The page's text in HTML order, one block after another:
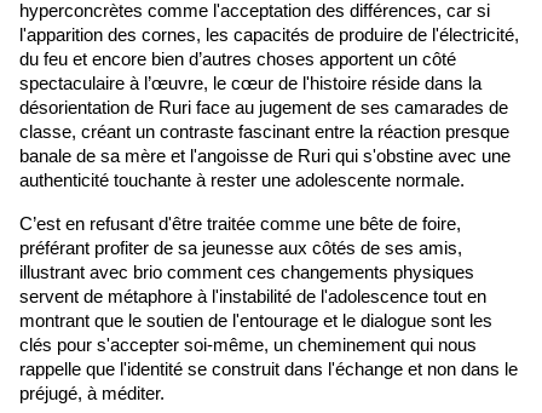
hyperconcrètes comme l'acceptation des différences, car si
l'apparition des cornes, les capacités de produire de l'électricité,
du feu et encore bien d’autres choses apportent un côté
spectaculaire à l’œuvre, le cœur de l'histoire réside dans la
désorientation de Ruri face au jugement de ses camarades de
classe, créant un contraste fascinant entre la réaction presque
banale de sa mère et l'angoisse de Ruri qui s'obstine avec une
authenticité touchante à rester une adolescente normale.
C’est en refusant d'être traitée comme une bête de foire,
préférant profiter de sa jeunesse aux côtés de ses amis,
illustrant avec brio comment ces changements physiques
servent de métaphore à l'instabilité de l'adolescence tout en
montrant que le soutien de l'entourage et le dialogue sont les
clés pour s'accepter soi-même, un cheminement qui nous
rappelle que l'identité se construit dans l'échange et non dans le
préjugé, à méditer.